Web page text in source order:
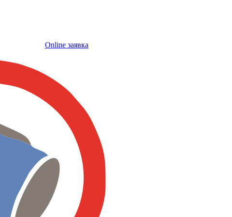
Online заявка